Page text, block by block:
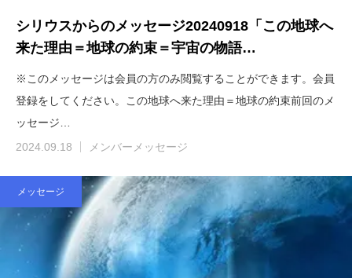
シリウスからのメッセージ20240918「この地球へ
来た理由＝地球の約束＝宇宙の物語…
※このメッセージは会員の方のみ閲覧することができます。会員
登録をしてください。この地球へ来た理由＝地球の約束前回のメ
ッセージ…
2024.09.18
メンバーメッセージ
メッセージ